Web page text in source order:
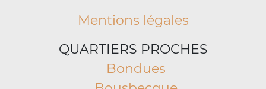
Mentions légales
QUARTIERS PROCHES
Bondues